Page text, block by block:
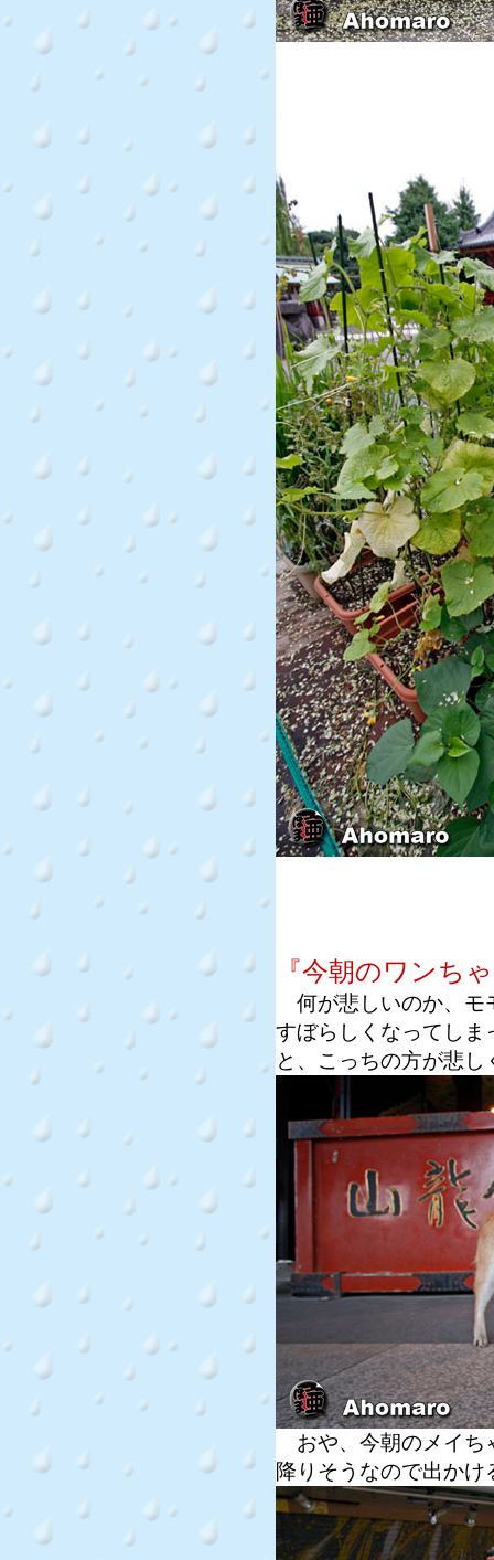
『今朝のワンち
何が悲しいのか、モ
すぼらしくなってしま
と、こっちの方が悲
おや、今朝のメイち
降りそうなので出か